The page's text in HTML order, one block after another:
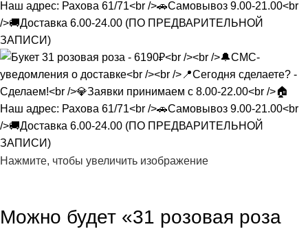
Нажмите, чтобы увеличить изображение
Можно будет «31 розовая роза